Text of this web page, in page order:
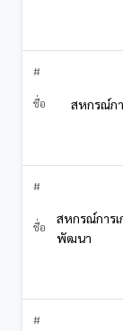
สหกรณ์กา
สหกรณ์การเ
พัฒนา